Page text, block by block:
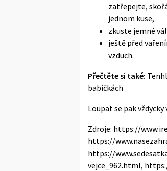
zatřepejte,
jednom kuse,
zkuste jemné
ještě před
vzduch.
Přečtěte si také:
babičkách
Loupat se pak
Zdroje: https://
https://
https://
vejce_962.html,